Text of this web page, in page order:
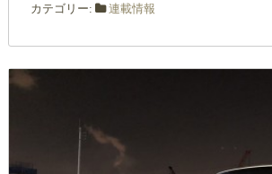
カテゴリー:
連載情報